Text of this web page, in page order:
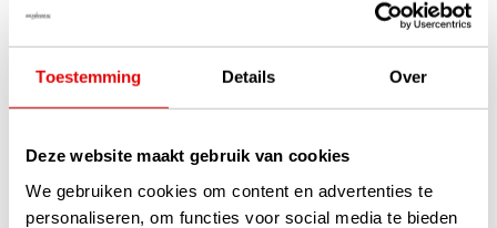
Toestemming Details Over
Deze website maakt gebruik van cookies
We gebruiken cookies om content en advertenties te
personaliseren, om functies voor social media te bieden
€249,00
Pagina 1 van 1
1